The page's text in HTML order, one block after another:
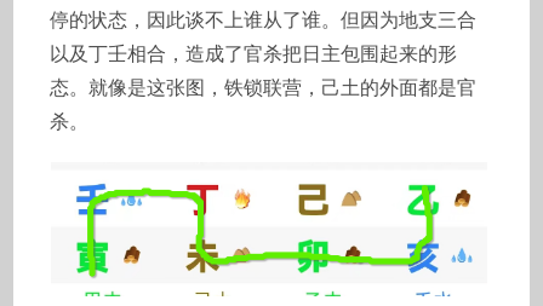
停的状态，因此谈不上谁从了谁。但因为地支三合
以及丁壬相合，造成了官杀把日主包围起来的形
态。就像是这张图，铁锁联营，己土的外面都是官
杀。